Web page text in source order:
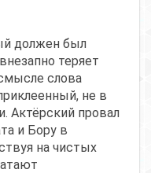
должен был
теряет
слова
не в
Актёрский провал
и Бору в
на чистых